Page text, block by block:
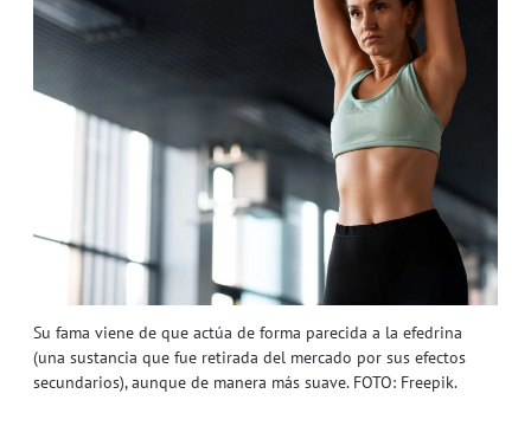
Su fama viene de que actúa de forma parecida a la efedrina
(una sustancia que fue retirada del mercado por sus efectos
secundarios), aunque de manera más suave. FOTO: Freepik.